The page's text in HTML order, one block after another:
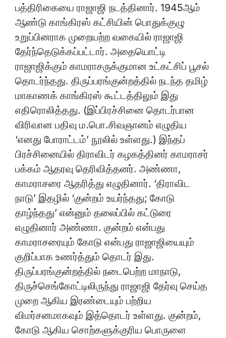
பத்திரிகையை ராஜாஜி நடத்தினார். 1945ஆம்
ஆண்டு காங்கிரஸ் கட்சியின் பொதுக்குழு
உறுப்பினராக முறையற்ற வகையில் ராஜாஜி
தேர்ந்தெடுக்கப்பட்டார். அதையொட்டி
ராஜாஜிக்கும் காமராசருக்குமான உட்கட்சிப் பூசல்
தொடர்ந்தது. திருப்பரங்குன்றத்தில் நடந்த தமிழ்
மாகாணக் காங்கிரஸ் கூட்டத்திலும் இது
எதிரொலித்தது. (இப்பிரச்சினை தொடர்பான
விரிவான பதிவு ம.பொ.சிவஞானம் எழுதிய
‘எனது போராட்டம்’ நூலில் உள்ளது.) இந்தப்
பிரச்சினையில் திராவிடர் கழகத்தினர் காமராசர்
பக்கம் ஆதரவு தெரிவித்தனர். அண்ணா,
காமராசரை ஆதரித்து எழுதினார். ‘திராவிட
நாடு’ இதழில் ‘குன்றம் உயர்ந்தது; கோடு
தாழ்ந்தது’ என்னும் தலைப்பில் கட்டுரை
எழுதினார் அண்ணா. குன்றம் என்பது
காமராசரையும் கோடு என்பது ராஜாஜியையும்
குறிப்பாக உணர்த்தும் தொடர் இது.
திருப்பரங்குன்றத்தில் நடைபெற்ற மாநாடு,
திருச்செங்கோட்டிலிருந்து ராஜாஜி தேர்வு செய்த
முறை ஆகிய இரண்டையும் பற்றிய
விமர்சனமாகவும் இத்தொடர் உள்ளது. குன்றம்,
கோடு ஆகிய சொற்களுக்குரிய பொருளை